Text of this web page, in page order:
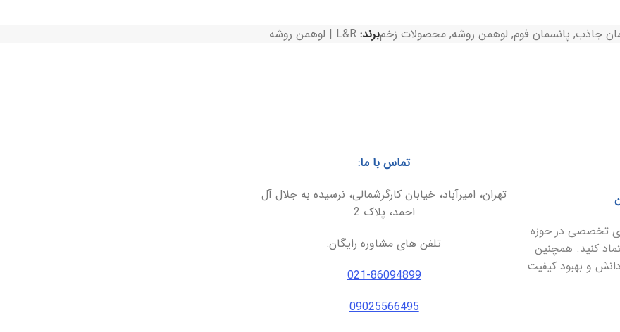
جاذب, پانسمان فوم, لوهمن روشه, محصولات زخمبرند:L&R | لوهمن روشه
تخصصی در حوزه
کنید. همچنین
و بهبود کیفیت
تماس با ما:
تهران، امیرآباد، خیابان کارگرشمالی، نرسیده به جلال آل
احمد، پلاک 2
تلفن های مشاوره رایگان:
021-86094899
09025566495